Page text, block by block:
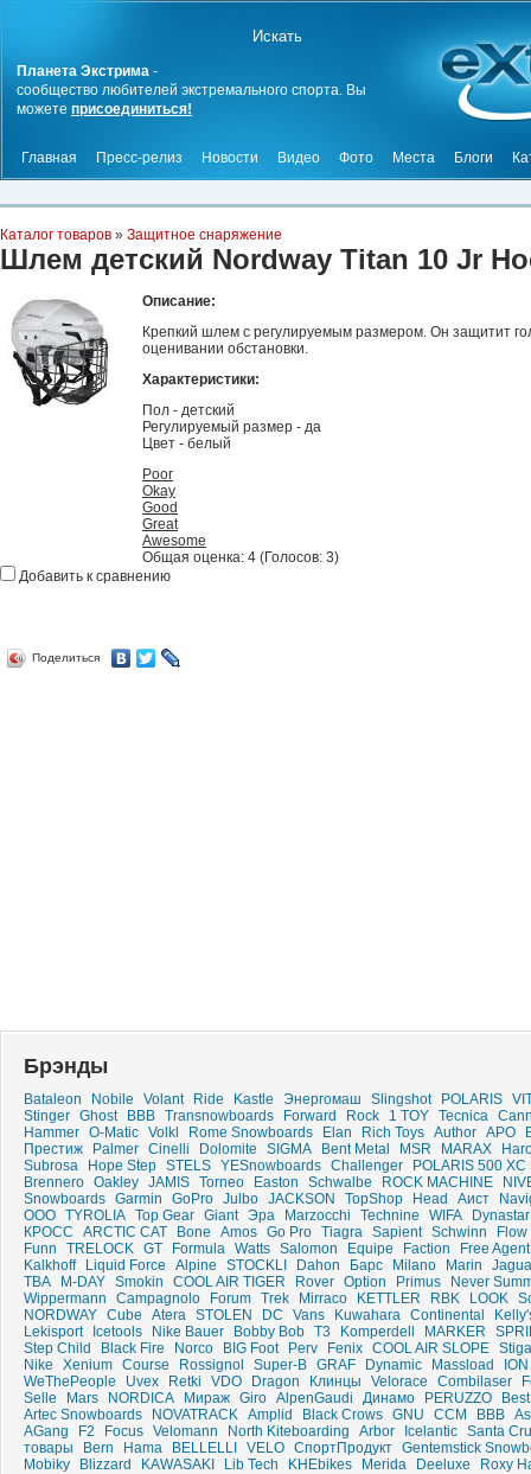
Планета Экстрима -
сообщество любителей экстремального спорта. Вы
можете присоединиться!
Главная Пресс-релиз Новости Видео Фото Места Блоги
Каталог товаров » Защитное снаряжение
Шлем детский Nordway Titan 10 Jr
Описание:
Крепкий шлем с регулируемым размером. Он защитит
оценивании обстановки.
Характеристики:
Пол - детский
Регулируемый размер - да
Цвет - белый
Poor
Okay
Good
Great
Awesome
Общая оценка: 4 (Голосов: 3)
Добавить к сравнению
Поделиться
Брэнды
Bataleon Nobile Volant Ride Kastle Энергомаш Slingshot POLARIS
Stinger Ghost BBB Transnowboards Forward Rock 1 TOY Tecnica
Hammer O-Matic Volkl Rome Snowboards Elan Rich Toys Author APO
Престиж
Palmer Cinelli Dolomite SIGMA Bent Metal MSR MARAX
Subrosa
Hope Step STELS YESnowboards Challenger
POLARIS 500
Brennero Oakley JAMIS Torneo Easton Schwalbe ROCK MACHINE
Snowboards Garmin GoPro Julbo JACKSON TopShop Head Аист
ООО TYROLIA Top Gear Giant Эра Marzocchi Technine WIFA
Dynastar
КРОСС
ARCTIC CAT Bone Amos Go Pro Tiagra Sapient Schwinn
Flow
Funn
TRELOCK GT Formula Watts Salomon Equipe Faction
Free Agent
Kalkhoff
Liquid Force Alpine STOCKLI Dahon Барс Milano Marin
TBA
M-DAY Smokin COOL AIR TIGER Rover Option Primus
Never
Wippermann
Campagnolo Forum Trek Mirraco KETTLER RBK LOOK
NORDWAY Cube Atera STOLEN DC Vans Kuwahara Continental
Lekisport
Icetools Nike Bauer Bobby Bob T3 Komperdell MARKER
Step Child
Black Fire Norco BIG Foot Perv Fenix COOL AIR SLOPE Stiga
Nike
Xenium Course Rossignol Super-B GRAF Dynamic Massload
ION
WeThePeople
Uvex Retki VDO Dragon Клинцы Velorace Combilaser
Selle
Mars NORDICA Мираж Giro AlpenGaudi Динамо PERUZZO
Best
Artec Snowboards
NOVATRACK Amplid Black Crows GNU CCM ВВВ
AGang
F2 Focus Velomann North Kiteboarding Arbor Icelantic Santa
товары
Bern Hama BELLELLI VELO СпортПродукт Gentemstick
Mobiky
Blizzard KAWASAKI Lib Tech KHEbikes Merida Deeluxe Roxy